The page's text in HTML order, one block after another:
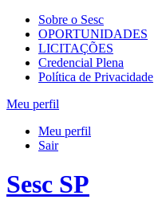
Sobre o Sesc
OPORTUNIDADES
LICITAÇÕES
Credencial Plena
Política de Privacidade
Meu perfil
Meu perfil
Sair
Sesc SP